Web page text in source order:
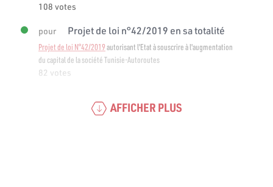
108 votes
pour Projet de loi n°42/2019 en sa totalité
Projet de loi N°42/2019autorisant l'Etat à souscrire à l'augmentation
du capital de la société Tunisie-Autoroutes
82 votes
AFFICHER PLUS